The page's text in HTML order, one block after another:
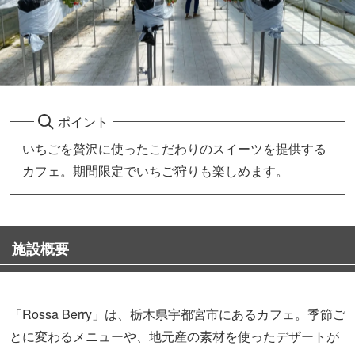
ポイント
いちごを贅沢に使ったこだわりのスイーツを提供する
カフェ。期間限定でいちご狩りも楽しめます。
施設概要
「Rossa Berry」は、栃木県宇都宮市にあるカフェ。季節ご
とに変わるメニューや、地元産の素材を使ったデザートが